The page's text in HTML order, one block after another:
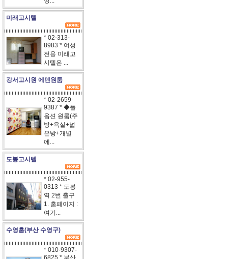
미래고시텔
* 02-313-
8983 * 여성
전용 미래고
시텔은 ...
강서고시원 에덴원룸
* 02-2659-
9387 * ◆풀
옵션 원룸(주
방+욕실+넓
은방+개별
에...
도봉고시텔
* 02-955-
0313 * 도봉
역 2번 출구
1. 홈페이지 :
여기...
수영홈(부산 수영구)
* 010-9307-
6825 * 부산